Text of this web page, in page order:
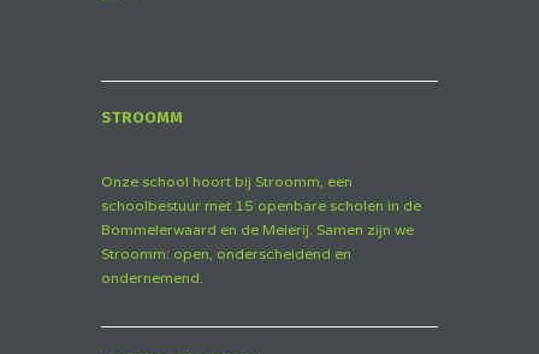
STROOMM
Onze school hoort bij Stroomm, een
schoolbestuur met 15 openbare scholen in de
Bommelerwaard en de Meierij. Samen zijn we
Stroomm: open, onderscheidend en
ondernemend.